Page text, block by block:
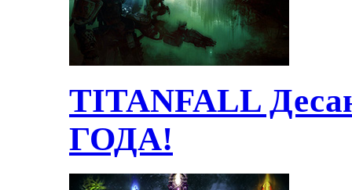
TITANFALL
ГОДА!